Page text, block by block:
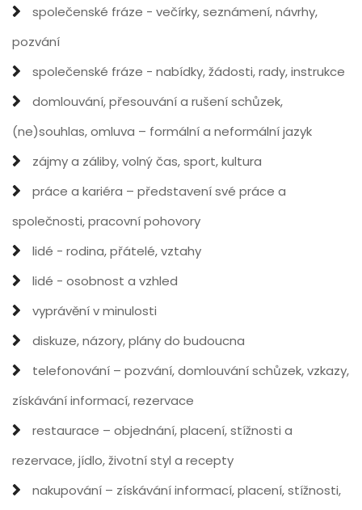
společenské fráze - večírky, seznámení, návrhy,
pozvání
společenské fráze - nabídky, žádosti, rady, instrukce
domlouvání, přesouvání a rušení schůzek,
(ne)souhlas, omluva – formální a neformální jazyk
zájmy a záliby, volný čas, sport, kultura
práce a kariéra – představení své práce a
společnosti, pracovní pohovory
lidé - rodina, přátelé, vztahy
lidé - osobnost a vzhled
vyprávění v minulosti
diskuze, názory, plány do budoucna
telefonování – pozvání, domlouvání schůzek, vzkazy,
získávání informací, rezervace
restaurace – objednání, placení, stížnosti a
rezervace, jídlo, životní styl a recepty
nakupování – získávání informací, placení, stížnosti,